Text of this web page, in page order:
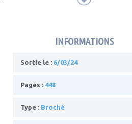
INFORMATIONS
Sortie le : 6/03/24
Pages : 448
Type : Broché